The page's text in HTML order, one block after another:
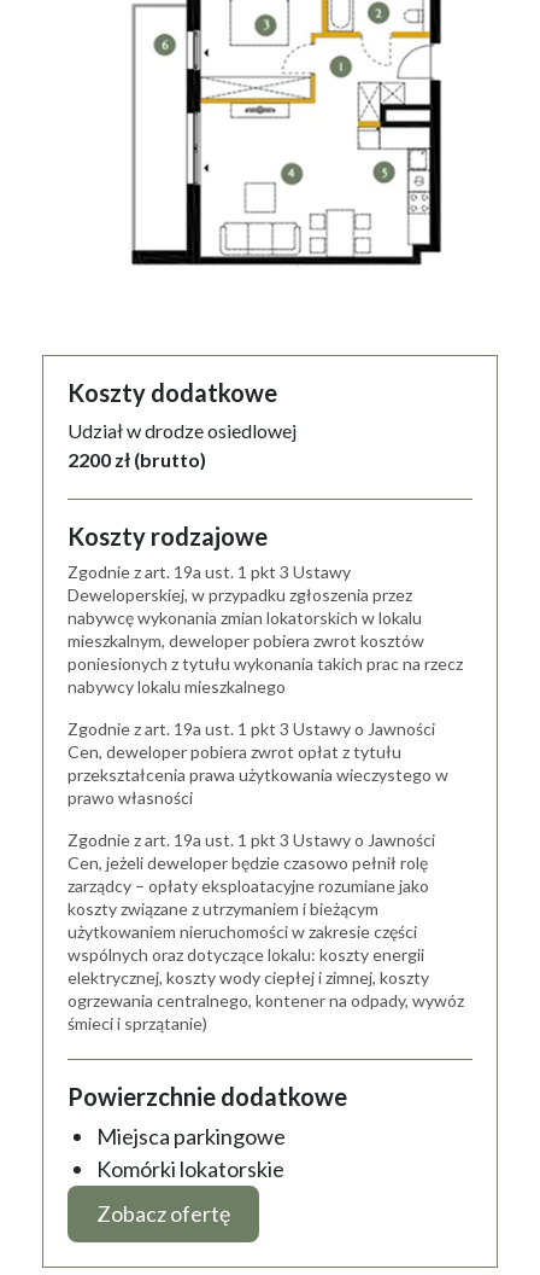
Koszty dodatkowe
Udział w drodze osiedlowej
2200 zł (brutto)
Koszty rodzajowe
Zgodnie z art. 19a ust. 1 pkt 3 Ustawy
Deweloperskiej, w przypadku zgłoszenia przez
nabywcę wykonania zmian lokatorskich w lokalu
mieszkalnym, deweloper pobiera zwrot kosztów
poniesionych z tytułu wykonania takich prac na rzecz
nabywcy lokalu mieszkalnego
Zgodnie z art. 19a ust. 1 pkt 3 Ustawy o Jawności
Cen, deweloper pobiera zwrot opłat z tytułu
przekształcenia prawa użytkowania wieczystego w
prawo własności
Zgodnie z art. 19a ust. 1 pkt 3 Ustawy o Jawności
Cen, jeżeli deweloper będzie czasowo pełnił rolę
zarządcy – opłaty eksploatacyjne rozumiane jako
koszty związane z utrzymaniem i bieżącym
użytkowaniem nieruchomości w zakresie części
wspólnych oraz dotyczące lokalu: koszty energii
elektrycznej, koszty wody ciepłej i zimnej, koszty
ogrzewania centralnego, kontener na odpady, wywóz
śmieci i sprzątanie)
Powierzchnie dodatkowe
Miejsca parkingowe
Komórki lokatorskie
Zobacz ofertę